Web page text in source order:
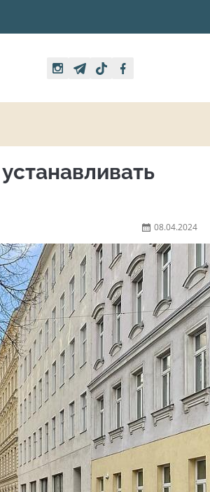
08.04.2024